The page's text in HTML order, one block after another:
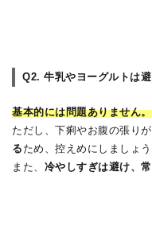
Q2. 牛乳やヨーグルトは
基本的には問題ありません。
ただし、下痢やお腹の張り
る ため、控えめにしましょう
また、 冷やしすぎは避け、